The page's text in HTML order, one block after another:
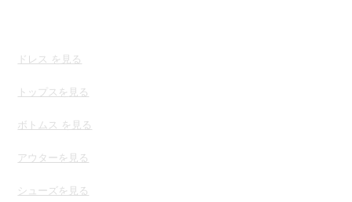
ドレス を見る
トップスを 見る
ボトムス を見る
アウターを見る
シューズを見る